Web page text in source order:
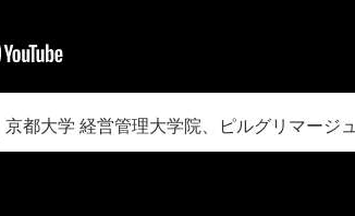
都大学 経営管理大学院、ピルグリマー